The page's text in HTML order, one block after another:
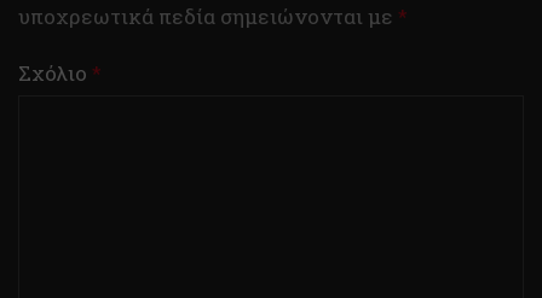
υποχρεωτικά πεδία σημειώνονται με *
Σχόλιο *